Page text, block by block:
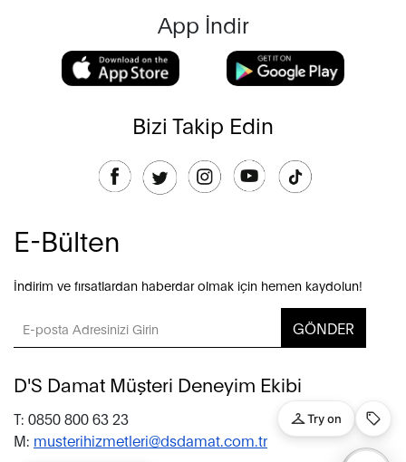
App İndir
Bizi Takip Edin
E-Bülten
İndirim ve fırsatlardan haberdar olmak için hemen kaydolun!
GÖNDER
D'S Damat Müşteri Deneyim Ekibi
T: 0850 800 63 23
M: musterihizmetleri@dsdamat.com.tr